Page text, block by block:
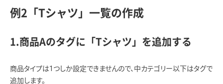
例2「Tシャツ」一覧の作成
1.商品Aのタグに「Tシャツ」を追加する
商品タイプは1つしか設定できませんので、中カテゴリー以下はタグで
追加します。